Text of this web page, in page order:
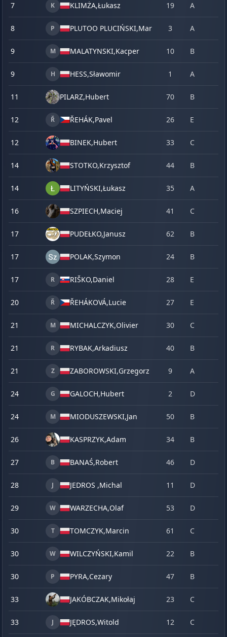
7 K KLIMŻA,Łukasz 19 A
8 P PLUTOO PLUCIŃSKI,Marcin 3 A
9 M MALATYNSKI,Kacper 10 B
9 H HESS,Sławomir 1 A
11 PILARZ,Hubert 70 B
12 Ř ŘEHÁK,Pavel 26 E
12 BINEK,Hubert 33 C
14 STOTKO,Krzysztof 44 B
14 LITYŃSKI,Łukasz 35 A
16 SZPIECH,Maciej 41 C
17 PUDEŁKO,Janusz 62 B
17 POLAK,Szymon 24 B
17 R RIŠKO,Daniel 28 E
20 Ř ŘEHÁKOVÁ,Lucie 27 E
21 M MICHALCZYK,Olivier 30 C
21 R RYBAK,Arkadiusz 40 B
21 Z ZABOROWSKI,Grzegorz 9 A
24 G GALOCH,Hubert 2 D
24 M MIODUSZEWSKI,Jan 50 B
26 KASPRZYK,Adam 34 B
27 B BANAŚ,Robert 46 D
28 J JEDROS ,Michal 11 D
29 W WARZECHA,Olaf 53 D
30 T TOMCZYK,Marcin 61 C
30 W WILCZYŃSKI,Kamil 22 B
30 P PYRA,Cezary 47 B
33 JAKÓBCZAK,Mikołaj 23 C
33 J JĘDROS,Witold 12 C